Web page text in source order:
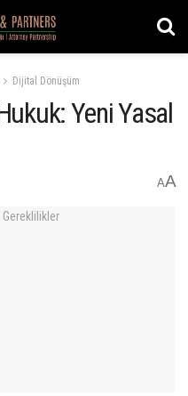
Dijital Dönüşüm
Yeni Yasal
AA